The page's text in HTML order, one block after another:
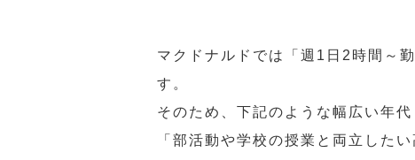
マクドナルドでは「週1日2時間～
す。
そのため、下記のような幅広い年
「部活動や学校の授業と両立したい